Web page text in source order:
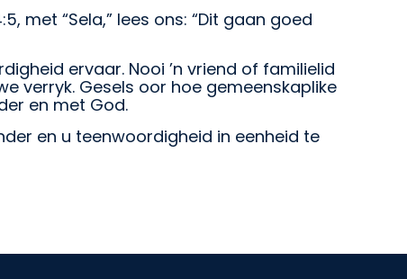
met “Sela,” lees ons: “Dit gaan goed
ervaar. Nooi ’n vriend of familielid
verryk. Gesels oor hoe gemeenskaplike
en met God.
en u teenwoordigheid in eenheid te